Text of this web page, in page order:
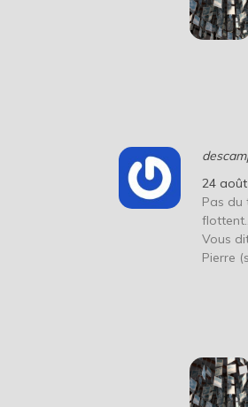
24
Pas du
Vous
Pierre